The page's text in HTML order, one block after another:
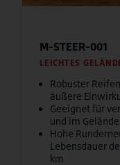
M-STEER-001
LEICHTES
Robuster
äußere
Geeignet für
und im Gelände
Hohe
Lebensdauer
km